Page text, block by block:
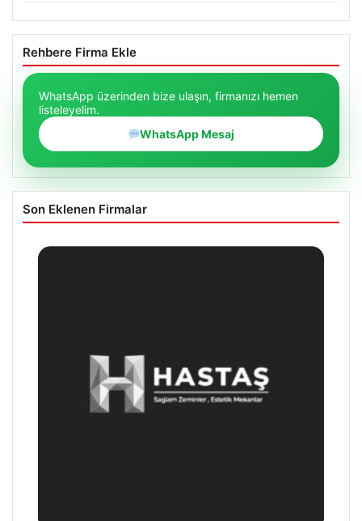
Rehbere Firma Ekle
WhatsApp üzerinden bize ulaşın, firmanızı hemen
listeleyelim.
WhatsApp Mesaj
Son Eklenen Firmalar